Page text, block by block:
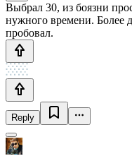
Выбрал 30, из боязни
нужного времени. Более
пробовал.
Reply